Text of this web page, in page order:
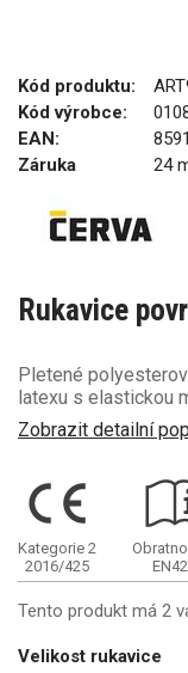
Kód produktu:
Kód výrobce:
EAN:
Záruka
24
Rukavice
Pletené
latexu s elastickou
Zobrazit detailní
Kategorie 2
2016/425
Tento produkt má 2
Velikost rukavice